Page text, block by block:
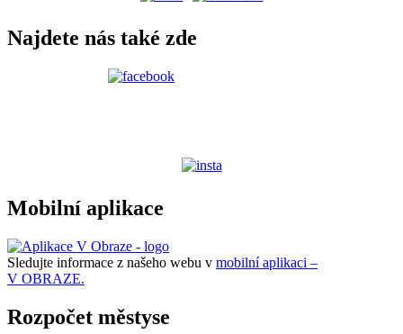
Najdete nás také zde
Mobilní aplikace
Sledujte informace z našeho webu v mobilní aplikaci –
V OBRAZE.
Rozpočet městyse